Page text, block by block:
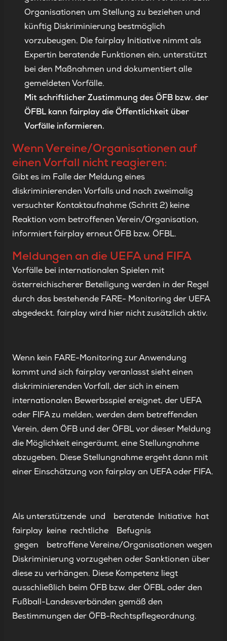
Organisationen um Stellung zu beziehen und
künftig Diskriminierung bestmöglich
vorzubeugen. Die fairplay Initiative nimmt als
Expertin beratende Funktionen ein, unterstützt
bei den Maßnahmen und dokumentiert alle
gemeldeten Vorfälle.
Mit schriftlicher Zustimmung des ÖFB bzw. der
ÖFBL kann fairplay die Öffentlichkeit über
Vorfälle informieren.
Wenn Vereine/Organisationen auf
einen Vorfall nicht reagieren:
Gibt es im Falle der Meldung eines
diskriminierenden Vorfalls und nach zweimalig
versuchter Kontaktaufnahme (Schritt 2) keine
Reaktion vom betroffenen Verein/Organisation,
informiert fairplay erneut ÖFB bzw. ÖFBL.
Meldungen an die UEFA und FIFA
Vorfälle bei internationalen Spielen mit
österreichischerer Beteiligung werden in der Regel
durch das bestehende FARE- Monitoring der UEFA
abgedeckt. fairplay wird hier nicht zusätzlich aktiv.
Wenn kein FARE-Monitoring zur Anwendung
kommt und sich fairplay veranlasst sieht einen
diskriminierenden Vorfall, der sich in einem
internationalen Bewerbsspiel ereignet, der UEFA
oder FIFA zu melden, werden dem betreffenden
Verein, dem ÖFB und der ÖFBL vor dieser Meldung
die Möglichkeit eingeräumt, eine Stellungnahme
abzugeben. Diese Stellungnahme ergeht dann mit
einer Einschätzung von fairplay an UEFA oder FIFA.
Als unterstützende und beratende Initiative hat
fairplay keine rechtliche Befugnis
gegen betroffene Vereine/Organisationen wegen
Diskriminierung vorzugehen oder Sanktionen über
diese zu verhängen. Diese Kompetenz liegt
ausschließlich beim ÖFB bzw. der ÖFBL oder den
Fußball-Landesverbänden gemäß den
Bestimmungen der ÖFB-Rechtspflegeordnung.